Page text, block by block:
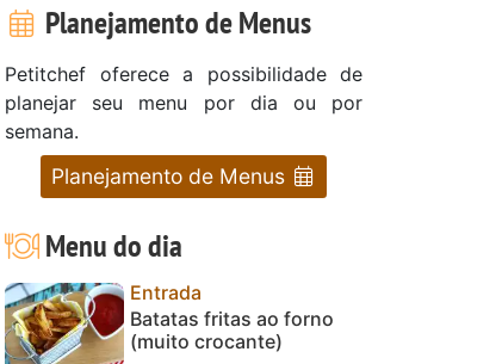
Planejamento de Menus
Petitchef oferece a possibilidade de
planejar seu menu por dia ou por
semana.
Planejamento de Menus
Menu do dia
Entrada
Batatas fritas ao forno
(muito crocante)